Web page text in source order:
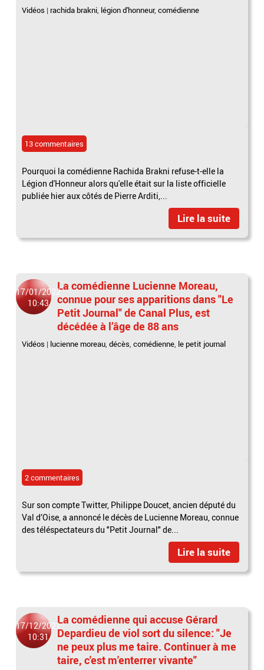
Vidéos | rachida brakni, légion d'honneur,comédienne
13 commentaires
Pourquoi la comédienne Rachida Brakni refuse-t-elle la
Légion d'Honneur alors qu'elle était sur la liste officielle
publiée hier aux côtés de Pierre Arditi,...
Lire la suite
17/01/2022
10:43
La comédienne Lucienne Moreau,
connue pour ses apparitions dans "Le
Petit Journal" de Canal Plus, est
décédée à l’âge de 88 ans
Vidéos | lucienne moreau,décès,comédienne, le petit journal
2 commentaires
Sur son compte Twitter, Philippe Doucet, ancien député du
Val d’Oise, a annoncé le décès de Lucienne Moreau, connue
des téléspectateurs du "Petit Journal" de...
Lire la suite
17/12/2021
10:31
La comédienne qui accuse Gérard
Depardieu de viol sort du silence: "Je
ne peux plus me taire. Continuer à me
taire, c'est m'enterrer vivante"